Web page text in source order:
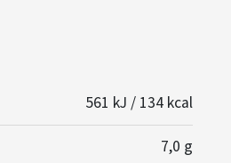
561 kJ / 134 kcal
7,0 g